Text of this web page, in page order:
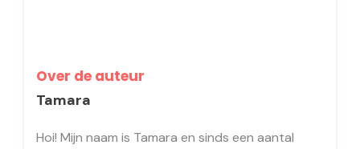
Over de auteur
Tamara
Hoi! Mijn naam is Tamara en sinds een aantal